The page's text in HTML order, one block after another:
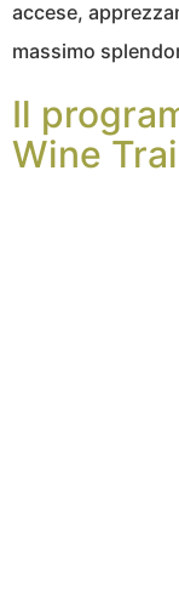
accese,
massimo
Il
Wine